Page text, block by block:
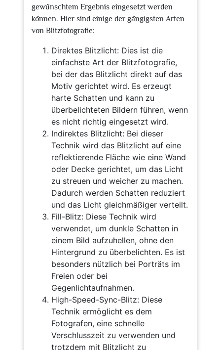
gewünschtem Ergebnis eingesetzt werden
können. Hier sind einige der gängigsten Arten
von Blitzfotografie:
Direktes Blitzlicht: Dies ist die
einfachste Art der Blitzfotografie,
bei der das Blitzlicht direkt auf das
Motiv gerichtet wird. Es erzeugt
harte Schatten und kann zu
überbelichteten Bildern führen, wenn
es nicht richtig eingesetzt wird.
Indirektes Blitzlicht: Bei dieser
Technik wird das Blitzlicht auf eine
reflektierende Fläche wie eine Wand
oder Decke gerichtet, um das Licht
zu streuen und weicher zu machen.
Dadurch werden Schatten reduziert
und das Licht gleichmäßiger verteilt.
Fill-Blitz: Diese Technik wird
verwendet, um dunkle Schatten in
einem Bild aufzuhellen, ohne den
Hintergrund zu überbelichten. Es ist
besonders nützlich bei Porträts im
Freien oder bei
Gegenlichtaufnahmen.
High-Speed-Sync-Blitz: Diese
Technik ermöglicht es dem
Fotografen, eine schnelle
Verschlusszeit zu verwenden und
trotzdem mit Blitzlicht zu